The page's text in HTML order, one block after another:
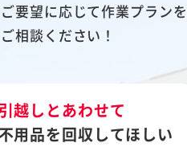
要望に応じて作業プラン
相談ください！
越しとあわせて
用品を回収してほしい